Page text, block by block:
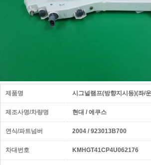
제품명 시그널램프(방향지시등)(좌/
제조사명/차량명 현대 / 에쿠스
연식/파트넘버 2004 / 923013B700
차대번호 KMHGT41CP4U062176